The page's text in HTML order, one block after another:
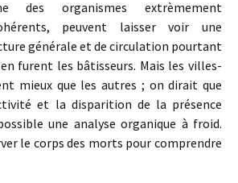
des organismes extrèmement
peuvent laisser voir une
générale et de circulation pourtant
furent les bâtisseurs. Mais les villes-
mieux que les autres ; on dirait que
et la disparition de la présence
une analyse organique à froid.
le corps des morts pour comprendre